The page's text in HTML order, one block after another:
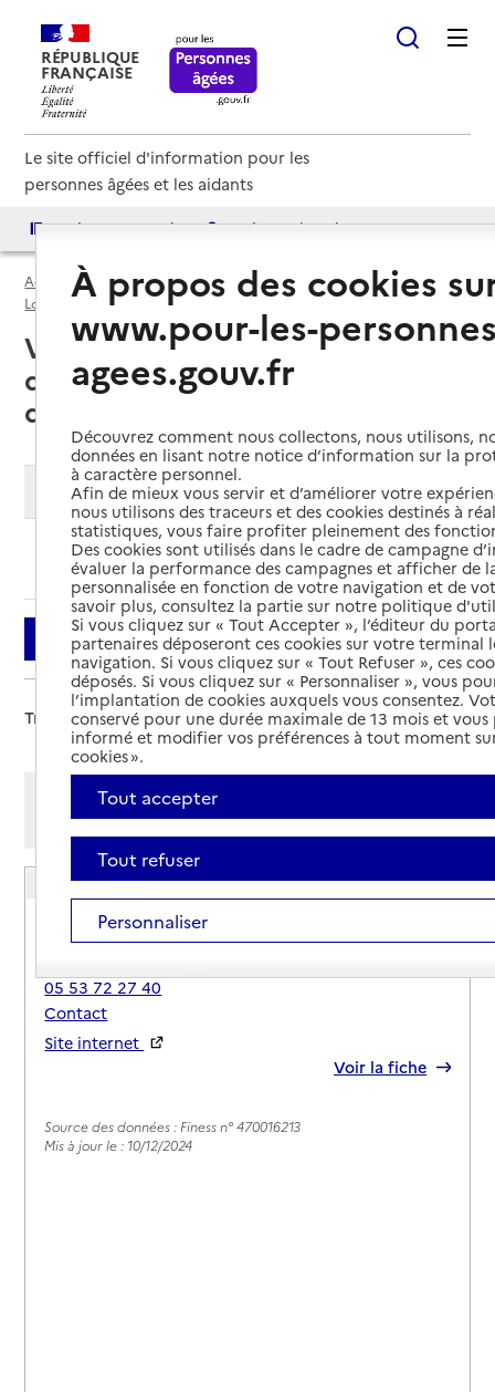
RÉPUBLIQUE
FRANÇAISE
Le site officiel d'information pour les
personnes âgées et les aidants
Accès aux annuaires Accès par besoin
Accueil Espace annuaire
USLD par département
Lot-et-Garonne (47)
Unité de soins de longue durée (USLD)
Villeneuve-sur-Lot (47300) : liste
des unités de soins de longue
durée (USLD)
Modifier ma recherche
Ajouter cette recherche aux favoris
Filtrer
Trier par :
Afficher les résultats par:
Mode liste
Mode carte
USLD du pôle de santé du Villeneuvois
Adresse
47300- Villeneuve-sur-Lot
05 53 72 27 40
Contact
Site internet
Voir la fiche
Source des données : Finess n° 470016213
Mis à jour le : 10/12/2024
À propos des cookies
www.pour-les-
agees.gouv.fr
Découvrez comment nous collectons, nous utilisons,
données en lisant notre notice d’information sur la
à caractère personnel.
Afin de mieux vous servir et d’améliorer votre
nous utilisons des traceurs et des cookies destinés à
statistiques, vous faire profiter pleinement des
Des cookies sont utilisés dans le cadre de campagne
évaluer la performance des campagnes et afficher de
personnalisée en fonction de votre navigation et de
savoir plus, consultez la partie sur notre politique
Si vous cliquez sur « Tout Accepter », l’éditeur du
partenaires déposeront ces cookies sur votre terminal
navigation. Si vous cliquez sur « Tout Refuser », ces
déposés. Si vous cliquez sur « Personnaliser », vous
l’implantation de cookies auxquels vous consentez.
conservé pour une durée maximale de 13 mois et
informé et modifier vos préférences à tout moment
cookies ».
Tout accepter
Tout refuser
Personnaliser